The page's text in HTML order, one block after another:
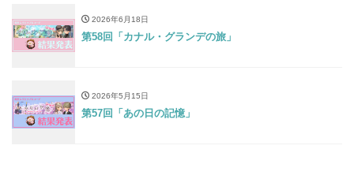
2026年6月18日
第58回「カナル・グランデの旅」
2026年5月15日
第57回「あの日の記憶」